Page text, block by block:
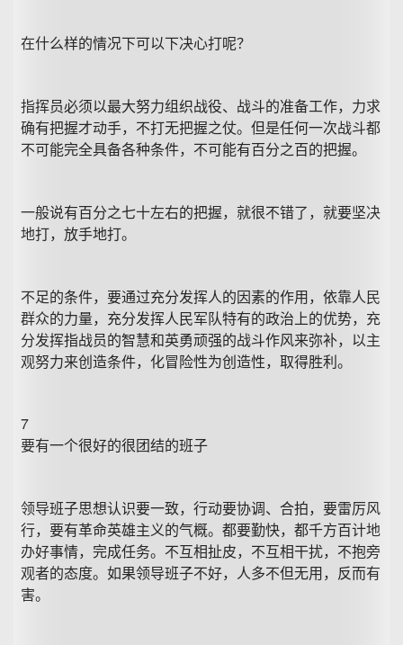
在什么样的情况下可以下决心打呢？
指挥员必须以最大努力组织战役、战斗的准备工作，力求
确有把握才动手，不打无把握之仗。但是任何一次战斗都
不可能完全具备各种条件，不可能有百分之百的把握。
一般说有百分之七十左右的把握，就很不错了，就要坚决
地打，放手地打。
不足的条件，要通过充分发挥人的因素的作用，依靠人民
群众的力量，充分发挥人民军队特有的政治上的优势，充
分发挥指战员的智慧和英勇顽强的战斗作风来弥补，以主
观努力来创造条件，化冒险性为创造性，取得胜利。
7
要有一个很好的很团结的班子
领导班子思想认识要一致，行动要协调、合拍，要雷厉风
行，要有革命英雄主义的气概。都要勤快，都千方百计地
办好事情，完成任务。不互相扯皮，不互相干扰，不抱旁
观者的态度。如果领导班子不好，人多不但无用，反而有
害。